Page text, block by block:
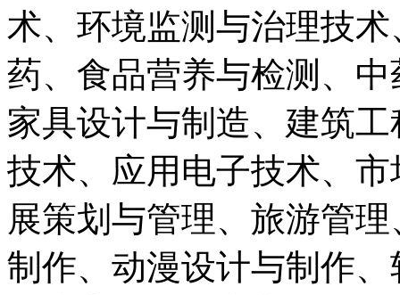
术、环境监测与治理技
药、食品营养与检测、
家具设计与制造、建筑
技术、应用电子技术、
展策划与管理、旅游管
制作、动漫设计与制作